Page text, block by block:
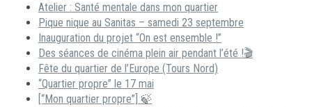
Atelier : Santé mentale dans mon quartier
Pique nique au Sanitas – samedi 23 septembre
Inauguration du projet “On est ensemble !”
Des séances de cinéma plein air pendant l’été !🎬
Fête du quartier de l’Europe (Tours Nord)
“Quartier propre” le 17 mai
[“Mon quartier propre”] 🍃